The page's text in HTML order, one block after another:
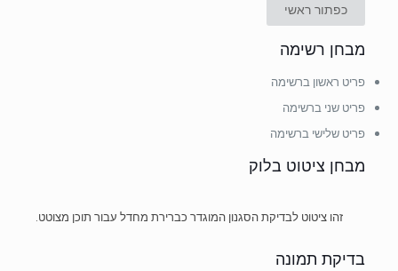
כפתור ראשי
מבחן רשימה
פריט ראשון ברשימה
פריט שני ברשימה
פריט שלישי ברשימה
מבחן ציטוט בלוק
זהו ציטוט לבדיקת הסגנון המוגדר כברירת מחדל עבור תוכן מצוטט.
בדיקת תמונה